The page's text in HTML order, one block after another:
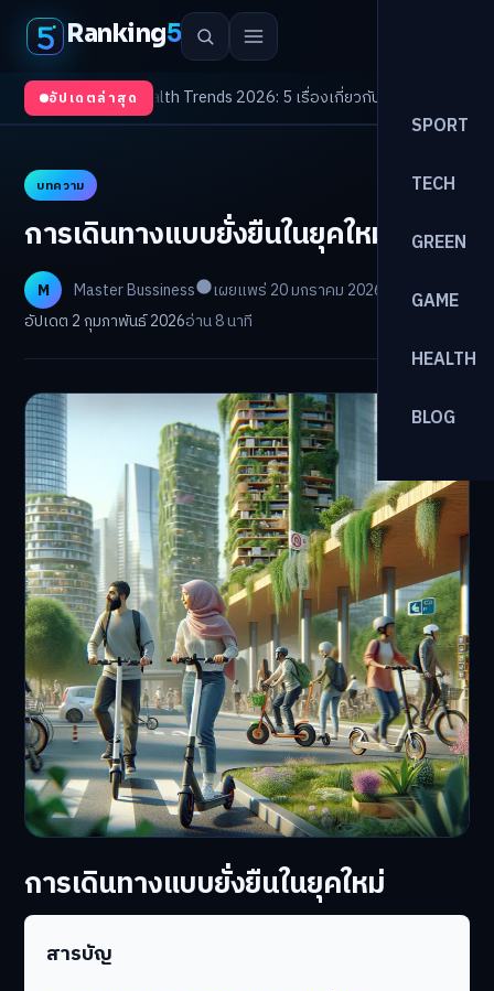
Ranking5
SPORT
TECH
GREEN
GAME
HEALTH
BLOG
อัปเดตล่าสุด
/Health Trends 2026: 5 เรื่องเกี่ยวกับการแพทย์ที่ควรรู้
บทความ
การเดินทางแบบยั่งยืนในยุคใหม่
M Master Bussiness
เผยแพร่ 20 มกราคม 2026
อัปเดต 2 กุมภาพันธ์ 2026อ่าน 8 นาที
การเดินทางแบบยั่งยืนในยุคใหม่
สารบัญ